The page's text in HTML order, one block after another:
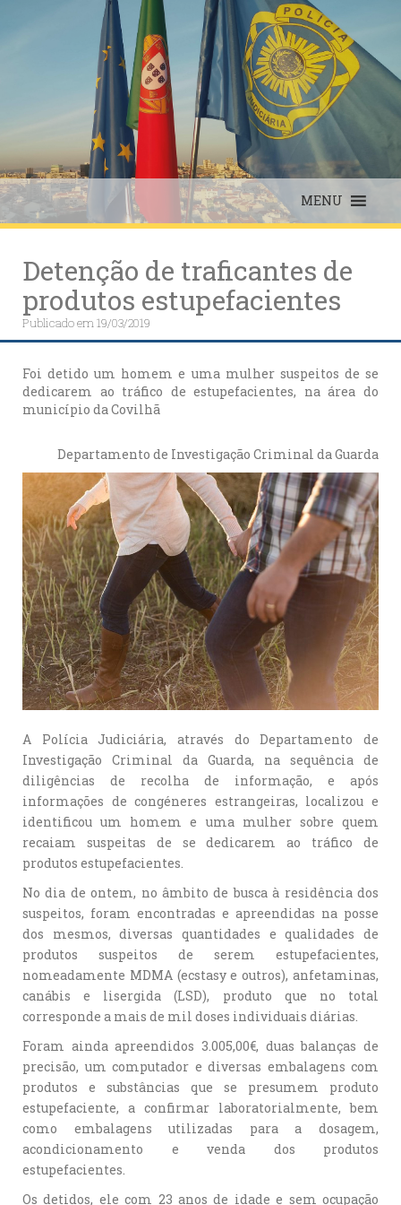
MENU
Detenção de traficantes de
produtos estupefacientes
Publicado em19/03/2019
Foi detido um homem e uma mulher suspeitos de se
dedicarem ao tráfico de estupefacientes, na área do
município da Covilhã
Departamento de Investigação Criminal da Guarda
A Polícia Judiciária, através do Departamento de
Investigação Criminal da Guarda, na sequência de
diligências de recolha de informação, e após
informações de congéneres estrangeiras, localizou e
identificou um homem e uma mulher sobre quem
recaiam suspeitas de se dedicarem ao tráfico de
produtos estupefacientes.
No dia de ontem, no âmbito de busca à residência dos
suspeitos, foram encontradas e apreendidas na posse
dos mesmos, diversas quantidades e qualidades de
produtos suspeitos de serem estupefacientes,
nomeadamente MDMA (ecstasy e outros), anfetaminas,
canábis e lisergida (LSD), produto que no total
corresponde a mais de mil doses individuais diárias.
Foram ainda apreendidos 3.005,00€, duas balanças de
precisão, um computador e diversas embalagens com
produtos e substâncias que se presumem produto
estupefaciente, a confirmar laboratorialmente, bem
como embalagens utilizadas para a dosagem,
acondicionamento e venda dos produtos
estupefacientes.
Os detidos, ele com 23 anos de idade e sem ocupação